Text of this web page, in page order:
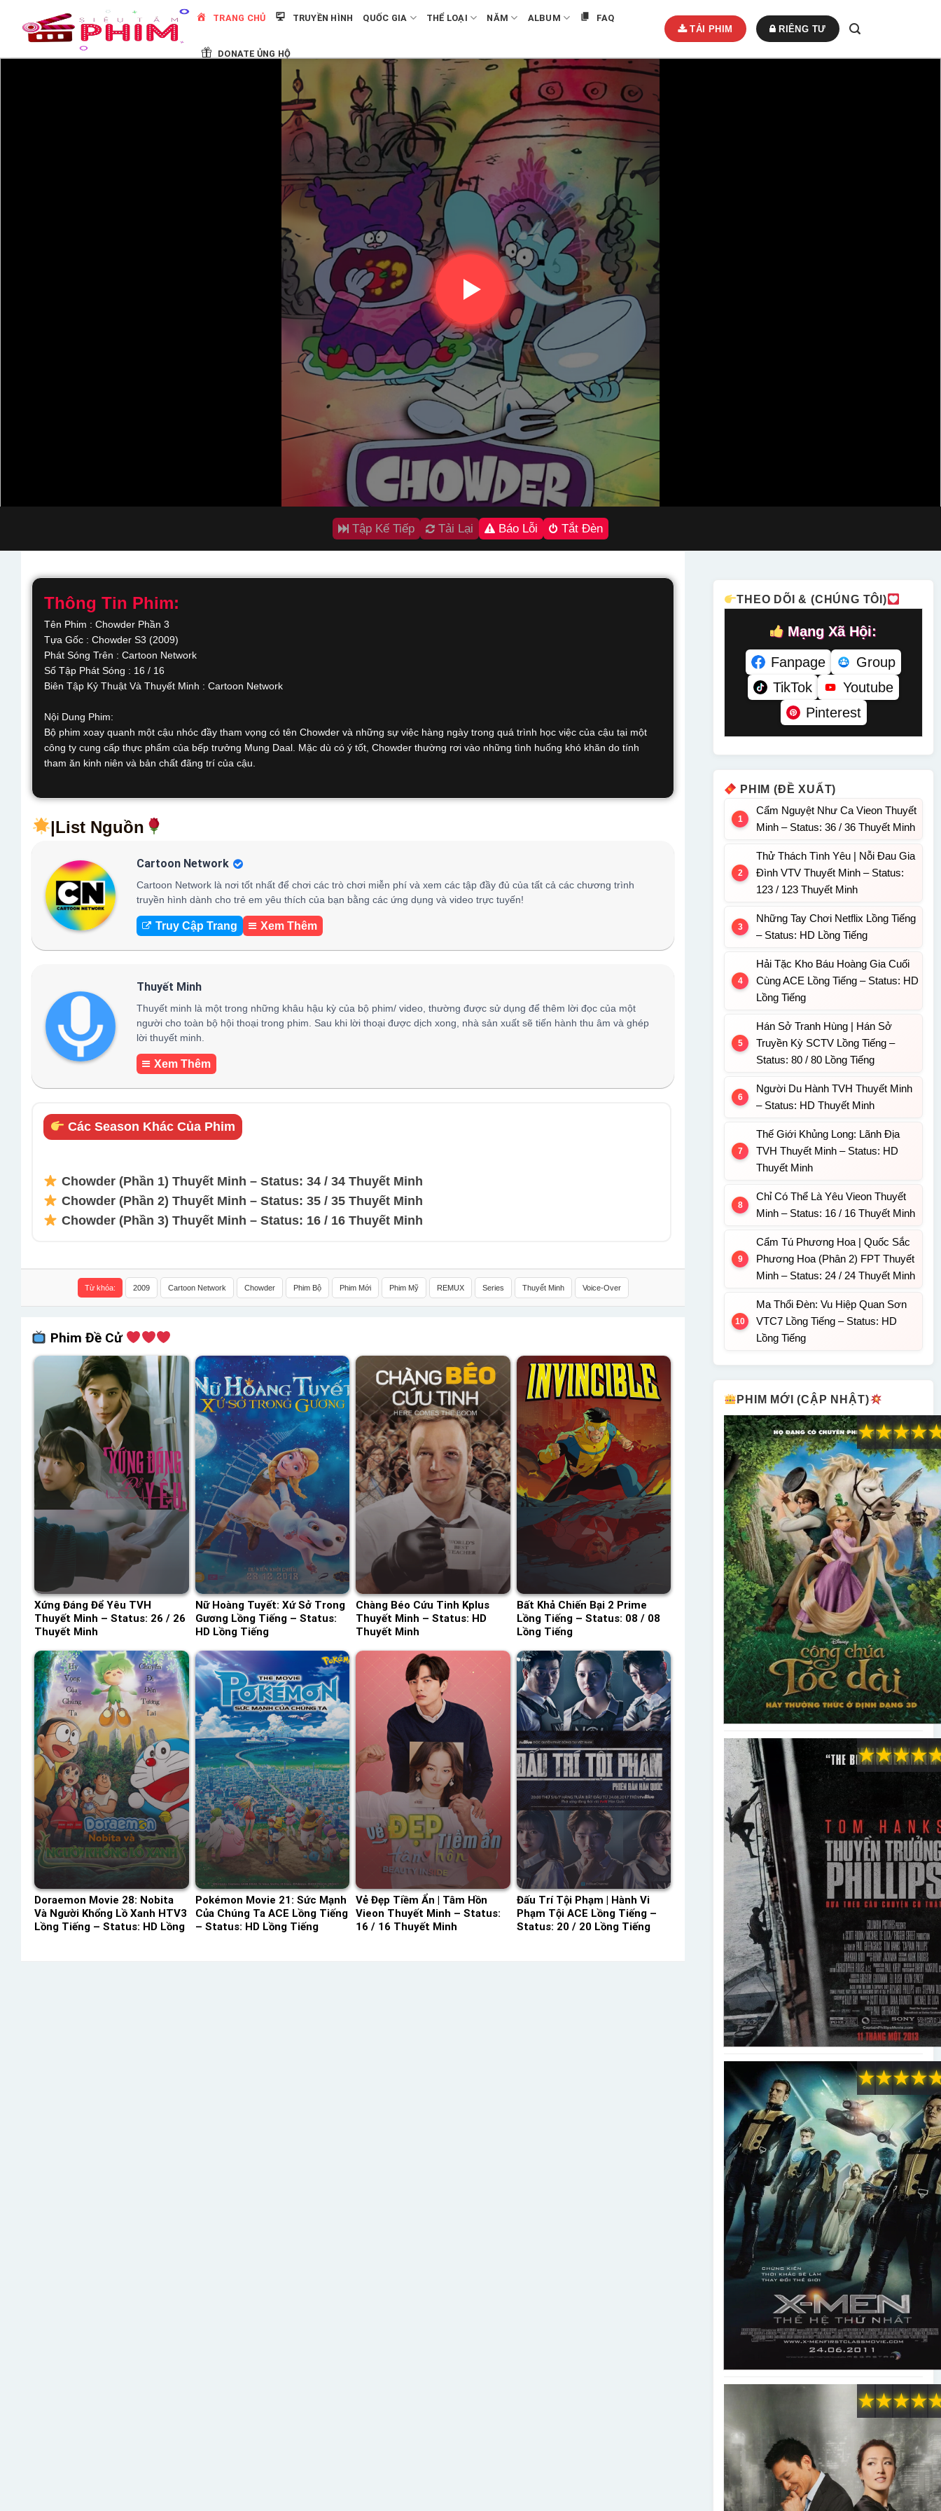
TRANG CHỦ TRUYỀN HÌNH QUỐC GIA THỂ LOẠI NĂM ALBUM FAQ
DONATE ỦNG HỘ
Tập Kế Tiếp Tải Lại Báo Lỗi Tắt Đèn
Thông Tin Phim:
Tên Phim : Chowder Phần 3
Tựa Gốc : Chowder S3 (2009)
Phát Sóng Trên : Cartoon Network
Số Tập Phát Sóng : 16 / 16
Biên Tập Kỷ Thuật Và Thuyết Minh : Cartoon Network
Nội Dung Phim:
Bộ phim xoay quanh một cậu nhóc đầy tham vọng có tên Chowder và những sự việc hàng ngày trong quá trình học việc của cậu tại một
công ty cung cấp thực phẩm của bếp trưởng Mung Daal. Mặc dù có ý tốt, Chowder thường rơi vào những tình huống khó khăn do tính
tham ăn kinh niên và bản chất đãng trí của cậu.
|List Nguồn
Cartoon Network
Cartoon Network là nơi tốt nhất để chơi các trò chơi miễn phí và xem các tập đầy đủ của tất cả các chương trình
truyền hình dành cho trẻ em yêu thích của bạn bằng các ứng dụng và video trực tuyến!
Truy Cập Trang Xem Thêm
Thuyết Minh
Thuyết minh là một trong những khâu hậu kỳ của bộ phim/ video, thường được sử dụng để thêm lời đọc của một
người cho toàn bộ hội thoại trong phim. Sau khi lời thoại được dịch xong, nhà sản xuất sẽ tiến hành thu âm và ghép
lời thuyết minh.
Xem Thêm
Các Season Khác Của Phim
Chowder (Phần 1) Thuyết Minh – Status: 34 / 34 Thuyết Minh
Chowder (Phần 2) Thuyết Minh – Status: 35 / 35 Thuyết Minh
Chowder (Phần 3) Thuyết Minh – Status: 16 / 16 Thuyết Minh
Từ khóa: 2009 Cartoon Network Chowder Phim Bộ Phim Mới Phim Mỹ REMUX Series Thuyết Minh Voice-Over
Phim Đề Cử
Xứng Đáng Để Yêu TVH
Thuyết Minh – Status: 26 / 26
Thuyết Minh
Nữ Hoàng Tuyết: Xứ Sở Trong
Gương Lồng Tiếng – Status:
HD Lồng Tiếng
Chàng Béo Cứu Tinh Kplus
Thuyết Minh – Status: HD
Thuyết Minh
Bất Khả Chiến Bại 2 Prime
Lồng Tiếng – Status: 08 / 08
Lồng Tiếng
Doraemon Movie 28: Nobita
Và Người Khổng Lồ Xanh HTV3
Lồng Tiếng – Status: HD Lồng
Pokémon Movie 21: Sức Mạnh
Của Chúng Ta ACE Lồng Tiếng
– Status: HD Lồng Tiếng
Vẻ Đẹp Tiềm Ẩn | Tâm Hồn
Vieon Thuyết Minh – Status:
16 / 16 Thuyết Minh
Đấu Trí Tội Phạm | Hành Vi
Phạm Tội ACE Lồng Tiếng –
Status: 20 / 20 Lồng Tiếng
THEO DÕI & (CHÚNG TÔI)
Mạng Xã Hội:
Fanpage
Group
TikTok
Youtube
Pinterest
PHIM (ĐỀ XUẤT)
Cẩm Nguyệt Như Ca Vieon Thuyết
Minh – Status: 36 / 36 Thuyết Minh
Thử Thách Tình Yêu | Nỗi Đau Gia
Đình VTV Thuyết Minh – Status:
123 / 123 Thuyết Minh
Những Tay Chơi Netflix Lồng Tiếng
– Status: HD Lồng Tiếng
Hải Tặc Kho Báu Hoàng Gia Cuối
Cùng ACE Lồng Tiếng – Status: HD
Lồng Tiếng
Hán Sở Tranh Hùng | Hán Sở
Truyền Kỳ SCTV Lồng Tiếng –
Status: 80 / 80 Lồng Tiếng
Người Du Hành TVH Thuyết Minh
– Status: HD Thuyết Minh
Thế Giới Khủng Long: Lãnh Địa
TVH Thuyết Minh – Status: HD
Thuyết Minh
Chỉ Có Thể Là Yêu Vieon Thuyết
Minh – Status: 16 / 16 Thuyết Minh
Cẩm Tú Phương Hoa | Quốc Sắc
Phương Hoa (Phân 2) FPT Thuyết
Minh – Status: 24 / 24 Thuyết Minh
Ma Thổi Đèn: Vu Hiệp Quan Sơn
VTC7 Lồng Tiếng – Status: HD
Lồng Tiếng
PHIM MỚI (CẬP NHẬT)
★
★
★
★
★
★
★
★
★
★
★
★
★
★
★
★